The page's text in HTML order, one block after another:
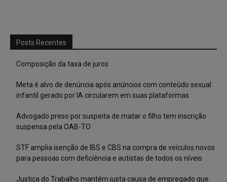
Posts Recentes
Composição da taxa de juros
Meta é alvo de denúncia após anúncios com conteúdo sexual
infantil gerado por IA circularem em suas plataformas
Advogado preso por suspeita de matar o filho tem inscrição
suspensa pela OAB-TO
STF amplia isenção de IBS e CBS na compra de veículos novos
para pessoas com deficiência e autistas de todos os níveis
Justiça do Trabalho mantém justa causa de empregado que